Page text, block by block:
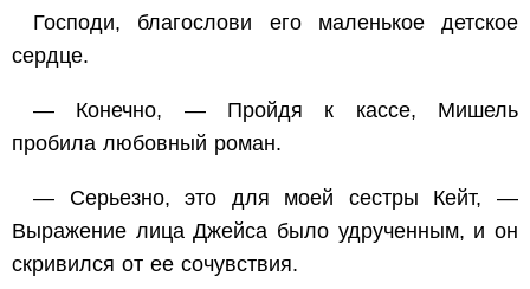
Господи, благослови его маленькое детское
сердце.
— Конечно, — Пройдя к кассе, Мишель
пробила любовный роман.
— Серьезно, это для моей сестры Кейт, —
Выражение лица Джейса было удрученным, и он
скривился от ее сочувствия.